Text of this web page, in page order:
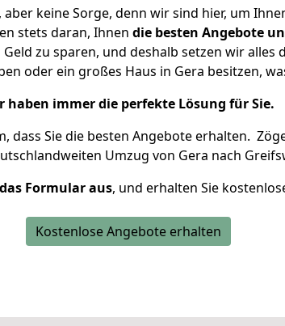
keine Sorge, denn wir sind hier, um
stets daran, Ihnen die besten Angebote
zu sparen, und deshalb setzen wir alles
oder ein großes Haus in Gera besitzen,
haben immer die perfekte Lösung für Sie.
dass Sie die besten Angebote erhalten.
Umzug von Gera nach
Formular aus, und erhalten Sie
Kostenlose Angebote erhalten